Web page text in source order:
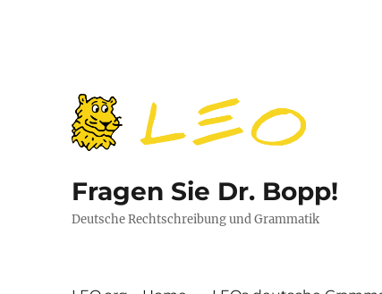
Fragen Sie Dr. Bopp!
Deutsche Rechtschreibung und Grammatik